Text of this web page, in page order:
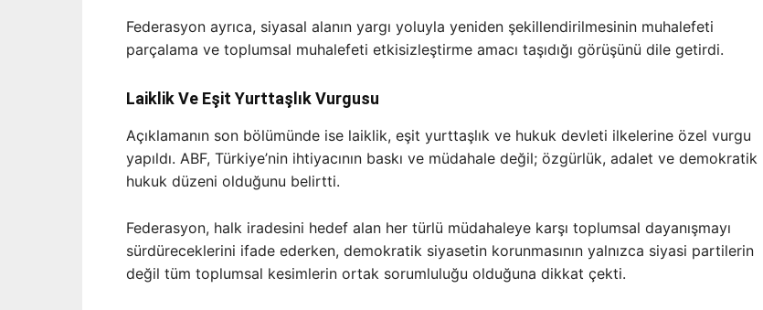
Federasyon ayrıca, siyasal alanın yargı yoluyla yeniden şekillendirilmesinin muhalefeti
parçalama ve toplumsal muhalefeti etkisizleştirme amacı taşıdığı görüşünü dile getirdi.
Laiklik Ve Eşit Yurttaşlık Vurgusu
Açıklamanın son bölümünde ise laiklik, eşit yurttaşlık ve hukuk devleti ilkelerine özel vurgu
yapıldı. ABF, Türkiye’nin ihtiyacının baskı ve müdahale değil; özgürlük, adalet ve demokratik
hukuk düzeni olduğunu belirtti.
Federasyon, halk iradesini hedef alan her türlü müdahaleye karşı toplumsal dayanışmayı
sürdüreceklerini ifade ederken, demokratik siyasetin korunmasının yalnızca siyasi partilerin
değil tüm toplumsal kesimlerin ortak sorumluluğu olduğuna dikkat çekti.